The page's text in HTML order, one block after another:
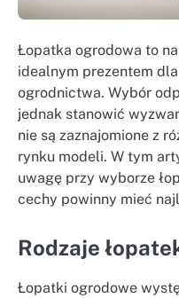
Łopatka ogrodowa to
idealnym prezentem
ogrodnictwa. Wybór
jednak stanowić
nie są zaznajomione z
rynku modeli. W tym
uwagę przy wyborze
cechy powinny mieć
Rodzaje
Łopatki ogrodowe